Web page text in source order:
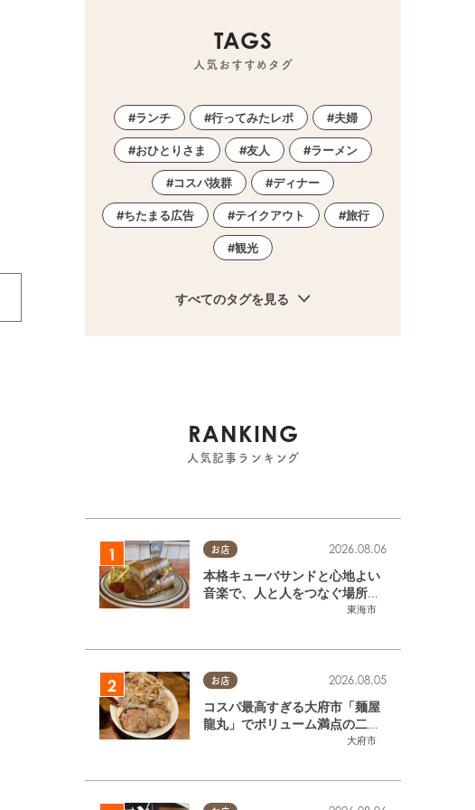
TAGS
人気おすすめタグ
ランチ 行ってみたレポ 夫婦
おひとりさま 友人 ラーメン
コスパ抜群 ディナー
ちたまる広告 テイクアウト 旅行
観光
すべてのタグを見る
RANKING
人気記事ランキング
お店
東海市
2026.08.06
本格キューバサンドと心地よい
音楽で、人と人をつなぐ場所。
東海市「JAMMIN'STANDHOU
お店
大府市
2026.08.05
コスパ最高すぎる大府市「麺屋
龍丸」でボリューム満点の二郎
系ラーメンを堪能してきた